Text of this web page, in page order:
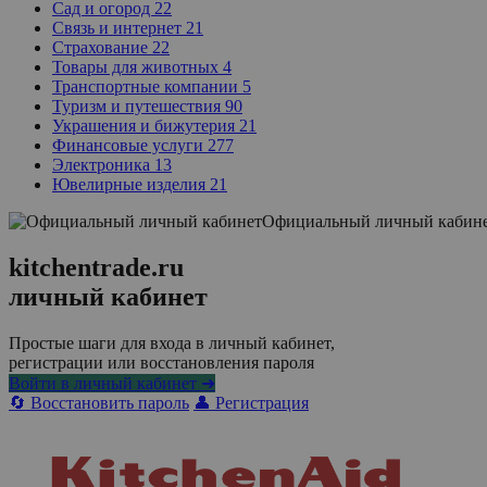
Сад и огород 22
Связь и интернет 21
Страхование 22
Товары для животных 4
Транспортные компании 5
Туризм и путешествия 90
Украшения и бижутерия 21
Финансовые услуги 277
Электроника 13
Ювелирные изделия 21
Официальный личный
kitchentrade.ru
личный кабинет
Простые шаги для входа в личный кабинет,
регистрации или восстановления пароля
Войти в личный кабинет ➜
🔄 Восстановить пароль 👤 Регистрация